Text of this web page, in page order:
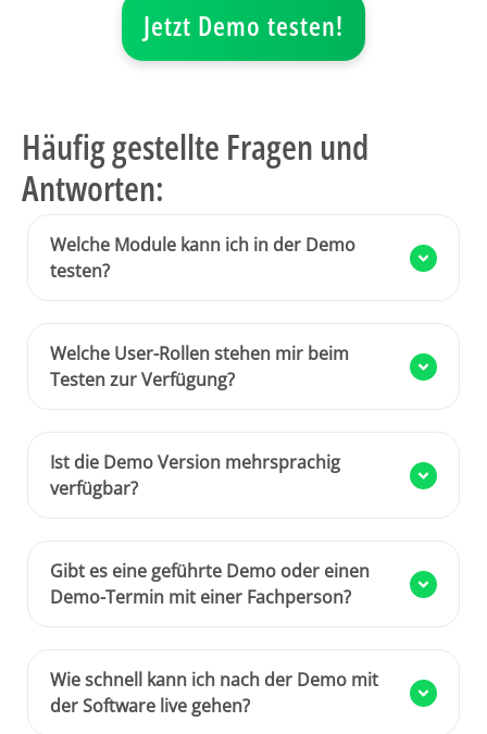
Jetzt Demo testen!
Häufig gestellte Fragen und
Antworten:
Welche Module kann ich in der Demo
testen?
Welche User-Rollen stehen mir beim
Testen zur Verfügung?
Ist die Demo Version mehrsprachig
verfügbar?
Gibt es eine geführte Demo oder einen
Demo-Termin mit einer Fachperson?
Wie schnell kann ich nach der Demo mit
der Software live gehen?